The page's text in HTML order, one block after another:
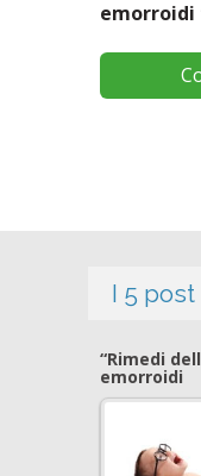
I 5
“Rimedi
emorroidi